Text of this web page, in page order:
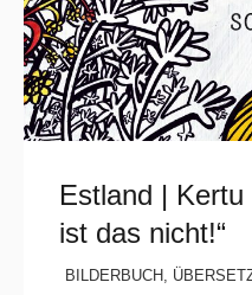
Estland | Kertu
ist das nicht!“
BILDERBUCH ,